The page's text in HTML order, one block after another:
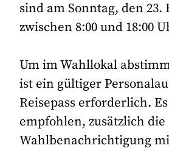
sind am Sonntag, den 23.
zwischen 8:00 und 18:00
Um im Wahllokal
ist ein gültiger
Reisepass erforderlich.
empfohlen, zusätzlich die
Wahlbenachrichtigung